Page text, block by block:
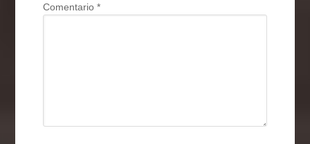
Comentario*